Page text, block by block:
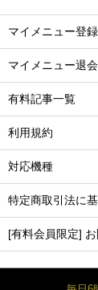
マイメニュー登
マイメニュー退
有料記事一覧
利用規約
対応機種
特定商取引法に
[有料会員限定]